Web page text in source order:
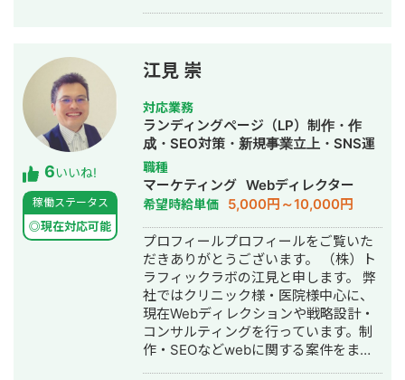
した。SEO対策においては、ゼロから
立ち上げた新規サイトをニッチ市場で
サービスキーワード検索1位に導き、月
間1.5万PV、月商500万円の売上を実現
した実績があります。 エンジニア知識
を持ったSEOディレクターとして、大
量のページを作成するようないわゆる
データベース型のサイトの構築も得意
です。 競合が対応しきれないような細
かいキーワードまで対策して、お問合
せにつなげる戦略でお客様の売上に貢
献します。 少し珍しいキャリアの特徴
として、Fリーグ（フットサル日本トッ
プリーグ）のエスポラーダ北海道、バ
サジィ大分でプロ選手として活動しな
がらWeb制作の経験を積んできました
（バサジィ大分在籍時は完全プロ契約
のため1年間休職）。 アスリートとし
6いいね!
稼働ステータス
◎現在対応可能
江見 崇
対応業務
ランディングページ（LP）制作・作
成・SEO対策・新規事業立上・SNS運
用代行・記事作成代行・ライティン
グ・翻訳・ホームページ制作・作成・
バナー制作・デザイン・ロゴデザイ
ン・作成・イラスト制作・リスティン
グ広告運用代行
職種
マーケティング Webディレクター
希望時給単価 5,000円～10,000円
プロフィールプロフィールをご覧いた
だきありがとうございます。 （株）ト
ラフィックラボの江見と申します。 弊
社ではクリニック様・医院様中心に、
現在Webディレクションや戦略設計・
コンサルティングを行っています。制
作・SEOなどwebに関する案件をまる